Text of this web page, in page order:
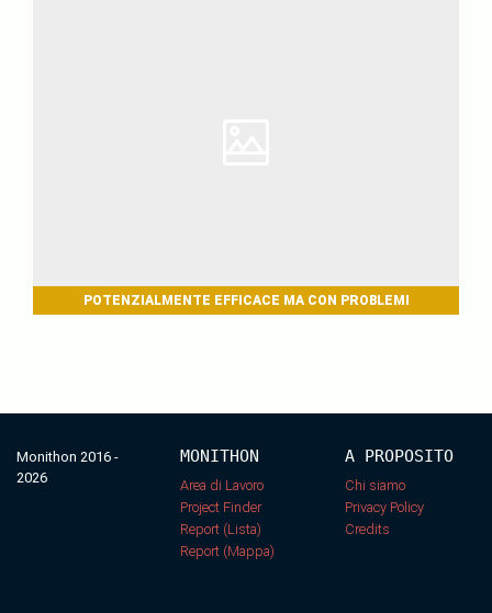
POTENZIALMENTE EFFICACE MA CON PROBLEMI
Monithon 2016 -
2026
MONITHON
Area di Lavoro
Project Finder
Report (Lista)
Report (Mappa)
A PROPOSITO
Chi siamo
Privacy Policy
Credits